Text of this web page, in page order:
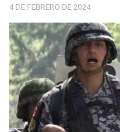
4 DE FEBRERO DE 2024